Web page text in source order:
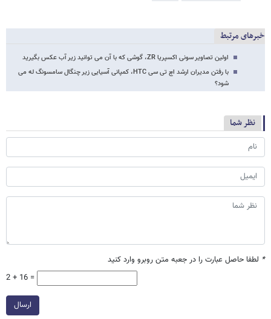
خبرهای مرتبط
اولین تصاویر سونی اکسپریا ZR، گوشی که با آن می توانید زیر آب عکس بگیرید
با رفتن مدیران ارشد اچ تی سی HTC، کمپانی آسیایی زیر چنگال سامسونگ له می
شود؟
نظر شما
* لطفا حاصل عبارت را در جعبه متن روبرو وارد کنید
2 + 16 =
ارسال